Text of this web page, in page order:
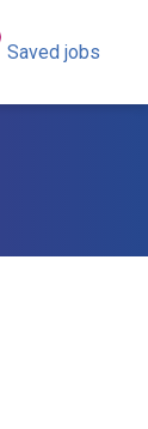
Saved jobs